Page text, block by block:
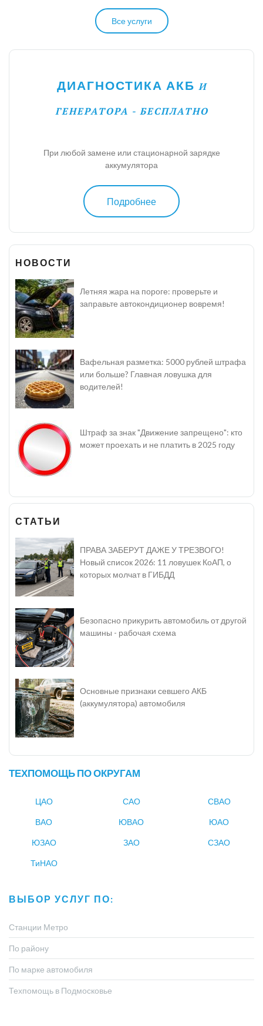
Все услуги
ДИАГНОСТИКА АКБ И
ГЕНЕРАТОРА - БЕСПЛАТНО
При любой замене или стационарной зарядке
аккумулятора
Подробнее
НОВОСТИ
Летняя жара на пороге: проверьте и
заправьте автокондиционер вовремя!
Вафельная разметка: 5000 рублей штрафа
или больше? Главная ловушка для
водителей!
Штраф за знак "Движение запрещено": кто
может проехать и не платить в 2025 году
СТАТЬИ
ПРАВА ЗАБЕРУТ ДАЖЕ У ТРЕЗВОГО!
Новый список 2026: 11 ловушек КоАП, о
которых молчат в ГИБДД
Безопасно прикурить автомобиль от другой
машины - рабочая схема
Основные признаки севшего АКБ
(аккумулятора) автомобиля
ТЕХПОМОЩЬ ПО ОКРУГАМ
ЦАО САО СВАО
ВАО ЮВАО ЮАО
ЮЗАО ЗАО СЗАО
ТиНАО
ВЫБОР УСЛУГ ПО:
Станции Метро
По району
По марке автомобиля
Техпомощь в Подмосковье